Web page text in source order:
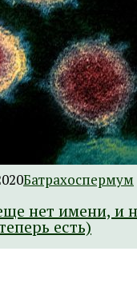
Батрахоспермум
нет имени, и
есть)